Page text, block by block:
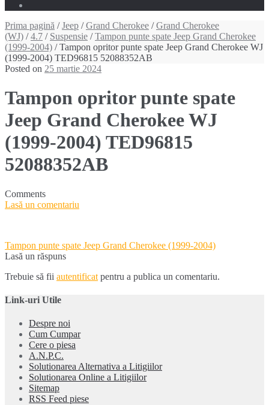
Prima pagină /Jeep /Grand Cherokee /Grand Cherokee
(WJ) /4.7 / Suspensie /Tampon punte spate Jeep Grand Cherokee
(1999-2004) / Tampon opritor punte spate Jeep Grand Cherokee WJ
(1999-2004) TED96815 52088352AB
Posted on 25 martie 2024
Tampon opritor punte spate
Jeep Grand Cherokee WJ
(1999-2004) TED96815
52088352AB
Comments
Lasă un comentariu
Navigare
în
Tampon punte spate Jeep Grand Cherokee (1999-2004)
Lasă un răspuns
Trebuie să fii autentificat pentru a publica un comentariu.
Link-uri Utile
Despre noi
Cum Cumpar
Cere o piesa
A.N.P.C.
Solutionarea Alternativa a Litigiilor
Solutionarea Online a Litigiilor
Sitemap
RSS Feed piese